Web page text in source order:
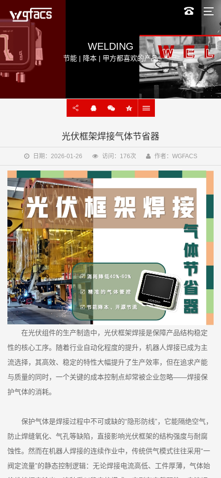
WELDING
节能 | 降本 | 甲方都喜欢的产品
光伏框架焊接气体节省器
日期：2026-01-26 访问：176次 作者：WGFACS
在光伏组件的生产制造中，光伏框架焊接是保障产品结构稳定
性的核心工序。随着行业自动化程度的提升，机器人焊接已成为主
流选择，其高效、稳定的特性大幅提升了生产效率，但在追求产能
与质量的同时，一个关键的成本控制点却常被企业忽略——焊接保
护气体的消耗。
保护气体是焊接过程中不可或缺的“隐形防线”，它能隔绝空气，
防止焊缝氧化、气孔等缺陷，直接影响光伏框架的结构强度与耐腐
蚀性。然而在机器人焊接的连续作业中，传统供气模式往往采用“一
阀定流量”的静态控制逻辑：无论焊接电流高低、工件厚薄，气体始